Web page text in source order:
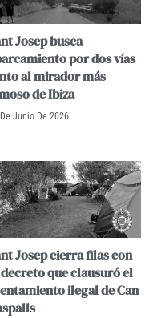
Josep busca
por dos vías
al mirador más
de Ibiza
Junio De 2026
Josep cierra filas con
que clausuró el
ilegal de Can